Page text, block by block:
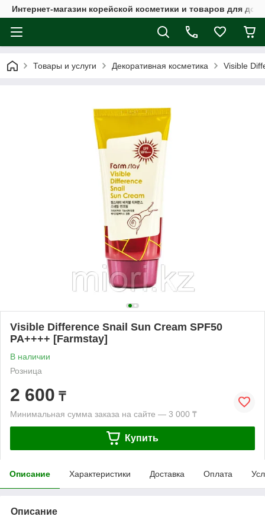
Интернет-магазин корейской косметики и товаров для
Товары и услуги Декоративная косметика Visible
Visible Difference Snail Sun Cream SPF50
PA++++ [Farmstay]
В наличии
Розница
2 600 ₸
Минимальная сумма заказа на сайте — 3 000 ₸
Купить
Описание Характеристики Доставка Оплата
Описание